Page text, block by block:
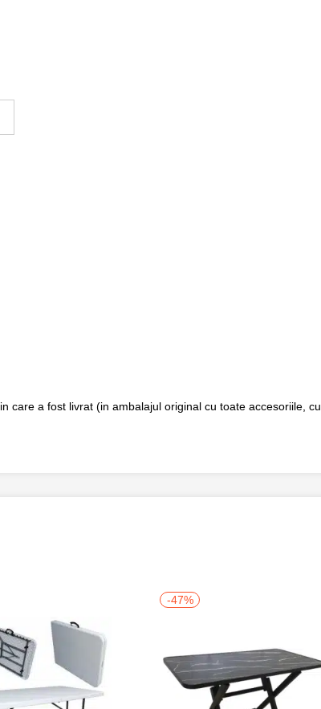
care a fost livrat (in ambalajul original cu toate accesoriile, cu
-47%